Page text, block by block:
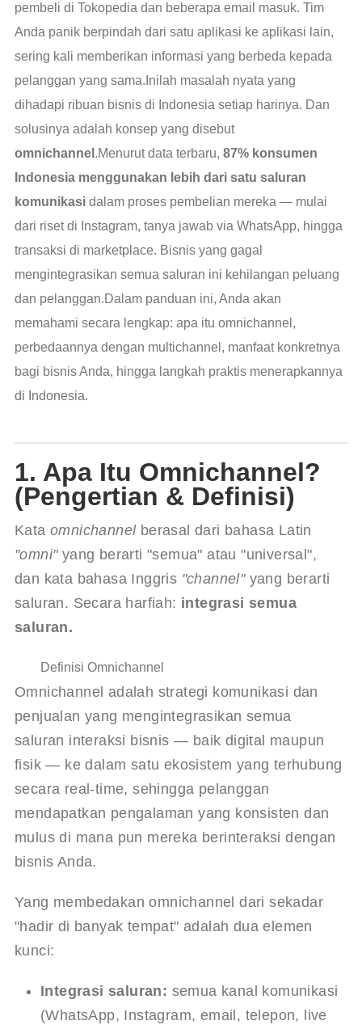
pembeli di Tokopedia dan beberapa email masuk. Tim
Anda panik berpindah dari satu aplikasi ke aplikasi lain,
sering kali memberikan informasi yang berbeda kepada
pelanggan yang sama.Inilah masalah nyata yang
dihadapi ribuan bisnis di Indonesia setiap harinya. Dan
solusinya adalah konsep yang disebut
omnichannel .Menurut data terbaru, 87% konsumen
Indonesia menggunakan lebih dari satu saluran
komunikasidalam proses pembelian mereka — mulai
dari riset di Instagram, tanya jawab via WhatsApp, hingga
transaksi di marketplace. Bisnis yang gagal
mengintegrasikan semua saluran ini kehilangan peluang
dan pelanggan.Dalam panduan ini, Anda akan
memahami secara lengkap: apa itu omnichannel,
perbedaannya dengan multichannel, manfaat konkretnya
bagi bisnis Anda, hingga langkah praktis menerapkannya
di Indonesia.
1. Apa Itu Omnichannel?
(Pengertian & Definisi)
Kata omnichannel berasal dari bahasa Latin
"omni" yang berarti "semua" atau "universal",
dan kata bahasa Inggris "channel" yang berarti
saluran. Secara harfiah: integrasi semua
saluran.
Definisi Omnichannel
Omnichannel adalah strategi komunikasi dan
penjualan yang mengintegrasikan semua
saluran interaksi bisnis — baik digital maupun
fisik — ke dalam satu ekosistem yang terhubung
secara real-time, sehingga pelanggan
mendapatkan pengalaman yang konsisten dan
mulus di mana pun mereka berinteraksi dengan
bisnis Anda.
Yang membedakan omnichannel dari sekadar
"hadir di banyak tempat" adalah dua elemen
kunci:
Integrasi saluran: semua kanal komunikasi
(WhatsApp, Instagram, email, telepon, live